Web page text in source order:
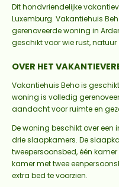
Dit hondvriendelijke
Luxemburg. Vakantiehuis
gerenoveerde woning in
geschikt voor wie rust,
OVER HET
Vakantiehuis Beho is
woning is volledig
aandacht voor ruimte en
De woning beschikt over een
drie slaapkamers. De
tweepersoonsbed, één
kamer met twee
extra bed te voorzien.